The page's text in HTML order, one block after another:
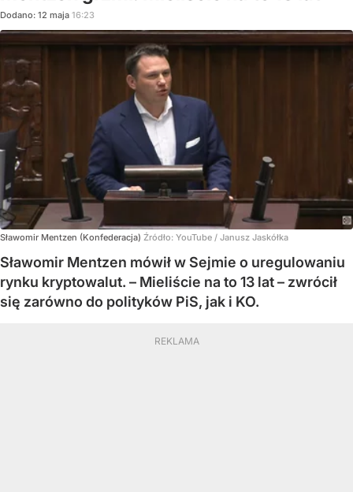
Dodano: 12 maja 16:23
Sławomir Mentzen (Konfederacja) Źródło: YouTube / Janusz Jaskółka
Sławomir Mentzen mówił w Sejmie o uregulowaniu
rynku kryptowalut. – Mieliście na to 13 lat – zwrócił
się zarówno do polityków PiS, jak i KO.